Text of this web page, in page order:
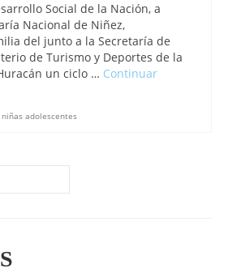
Social de la Nación, a
Nacional de Niñez,
del junto a la Secretaría de
de Turismo y Deportes de la
un ciclo … Continuar
niñas adolescentes